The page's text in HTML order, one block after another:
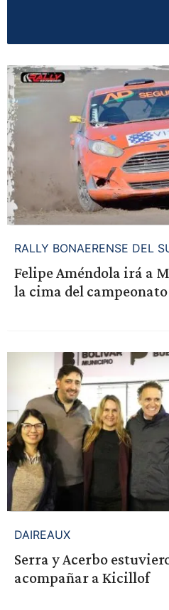
RALLY BONAERENSE DEL
Felipe Améndola irá a
la cima del campeonato
DAIREAUX
Serra y Acerbo
acompañar a Kicillof